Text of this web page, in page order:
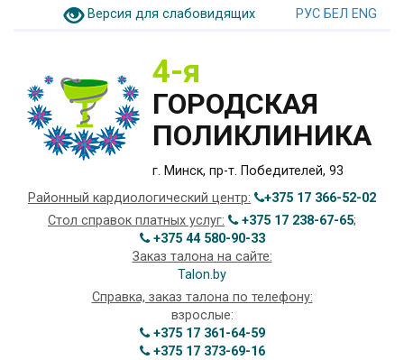
Версия для слабовидящих РУС БЕЛ ENG
4-я
ГОРОДСКАЯ
ПОЛИКЛИНИКА
г. Минск, пр-т. Победителей, 93
Районный кардиологический центр:
+375 17 366-52-02
Стол справок платных услуг:
+375 17 238-67-65;
+375 44 580-90-33
Заказ талона на сайте:
Talon.by
Справка, заказ талона по телефону:
взрослые:
+375 17 361-64-59
+375 17 373-69-16